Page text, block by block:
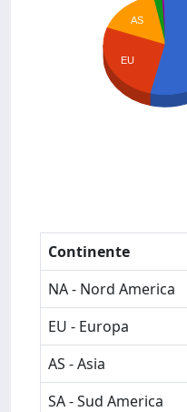
AS
EU
Continente
NA - Nord America
EU - Europa
AS - Asia
SA - Sud America